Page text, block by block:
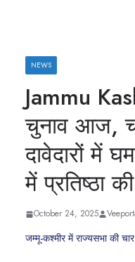
NEWS
Jammu
चुनाव आज,
दावेदारों में
में प्रतिष्ठा
October 24, 2025
जम्मू-कश्मीर में राज्यसभा की